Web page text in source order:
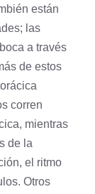
están
las
a través
de estos
corren
mientras
de la
el ritmo
Otros